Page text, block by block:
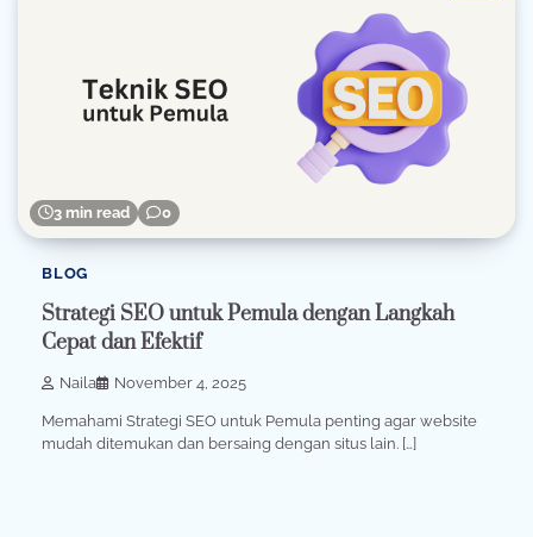
3 min read 0
BLOG
Strategi SEO untuk Pemula dengan Langkah
Cepat dan Efektif
Naila November 4, 2025
Memahami Strategi SEO untuk Pemula penting agar website
mudah ditemukan dan bersaing dengan situs lain. […]